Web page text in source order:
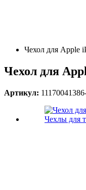
Чехол для Apple
Чехол для
Артикул: